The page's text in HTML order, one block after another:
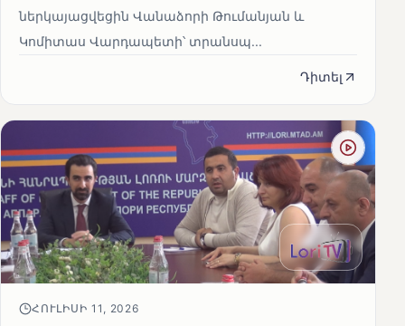
ներկայացվեցին Վանաձորի Թումանյան և
Կոմիտաս Վարդապետի՝ տրանսպ...
Դիտել
ՀՈՒԼԻՍԻ 11, 2026